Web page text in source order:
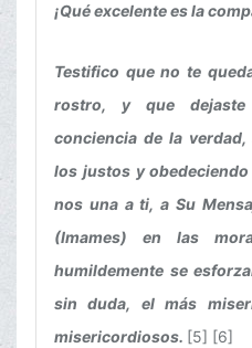
¡Qué excelente es la
Testifico que no te
rostro, y que
conciencia de la
los justos y
nos una a ti, a Su
(Imames) en las
humildemente se
sin duda, el más
misericordiosos. [5] [6]